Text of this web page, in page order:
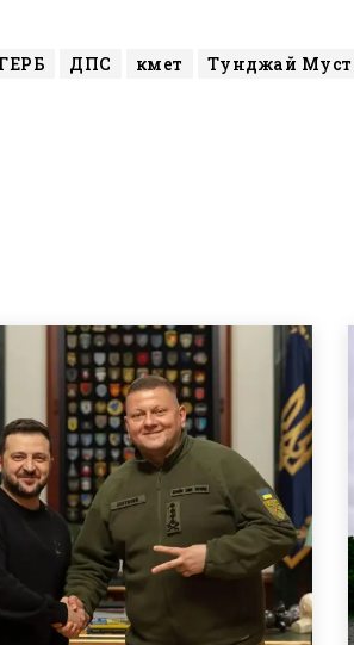
ГЕРБ ДПС кмет Тунджай